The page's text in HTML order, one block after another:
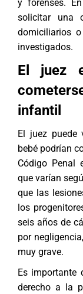
y forenses.
solicitar una
domiciliarios
investigados.
El juez
infantil
El juez puede
bebé podrían
Código Penal
que varían
que las
los
seis años de
por
muy grave.
Es importante
derecho a la